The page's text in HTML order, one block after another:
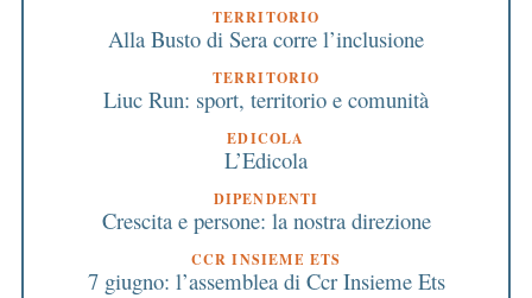
TERRITORIO
Alla Busto di Sera corre l’inclusione
TERRITORIO
Liuc Run: sport, territorio e comunità
EDICOLA
L’Edicola
DIPENDENTI
Crescita e persone: la nostra direzione
CCR INSIEME ETS
7 giugno: l’assemblea di Ccr Insieme Ets